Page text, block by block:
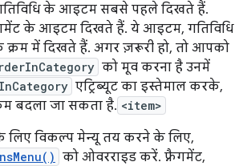
के आइटम सबसे पहले दिखते हैं.
के आइटम दिखते हैं. ये आइटम, गतिविधि
क्रम में दिखते हैं. अगर ज़रूरी हो, तो आपको
को मूव करना है उनमें
एट्रिब्यूट का इस्तेमाल करके,
बदला जा सकता है. <item>
लिए विकल्प मेन्यू तय करने के लिए,
को ओवरराइड करें. फ़्रैगमेंट,